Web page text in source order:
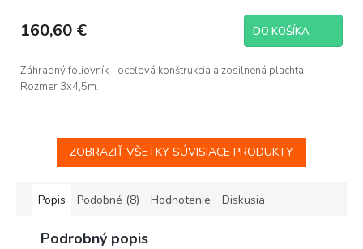
160,60 € DO KOŠÍKA
Záhradný fóliovník - oceľová konštrukcia a zosilnená plachta.
Rozmer 3x4,5m.
ZOBRAZIŤ VŠETKY SÚVISIACE PRODUKTY
Popis Podobné (8) Hodnotenie Diskusia
Podrobný popis